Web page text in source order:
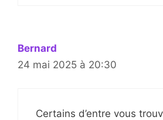
Bernard
24 mai 2025 à 20:30
Certains d’entre vous